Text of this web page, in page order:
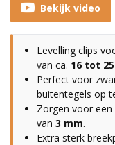
Bekijk video
Levelling clips
van ca. 16 tot
Perfect voor
buitentegels op
Zorgen voor
van 3 mm.
Extra sterk